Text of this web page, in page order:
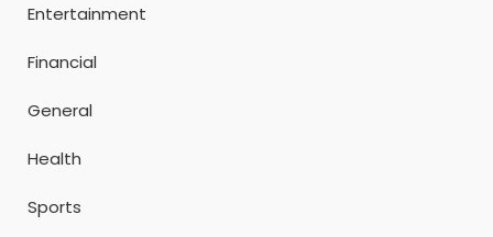
Entertainment
Financial
General
Health
Sports